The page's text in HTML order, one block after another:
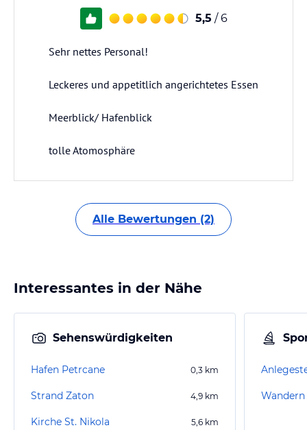
5,5 / 6
Sehr nettes Personal!
Leckeres und appetitlich angerichtetes Essen
Meerblick/ Hafenblick
tolle Atomosphäre
Alle Bewertungen (2)
Interessantes in der Nähe
Sehenswürdigkeiten
Hafen Petrcane 0,3 km
Strand Zaton 4,9 km
Kirche St. Nikola 5,6 km